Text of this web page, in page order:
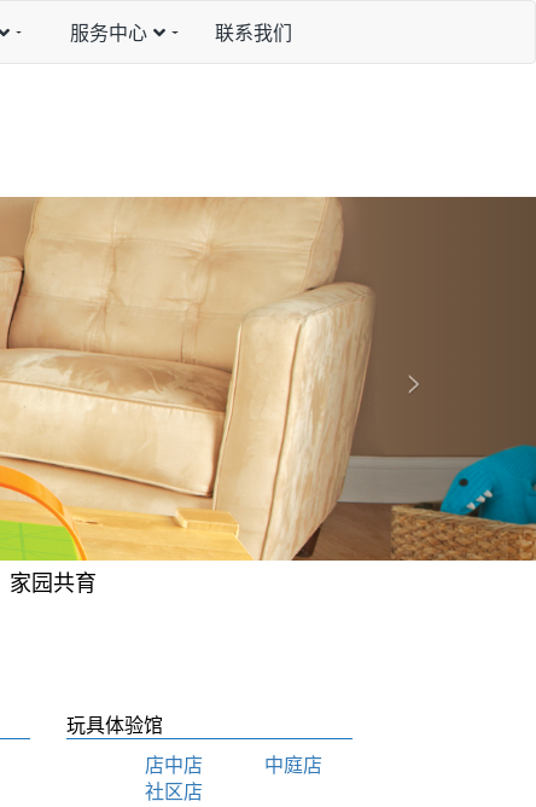
服务中心 联系我们
>
家园共育
玩具体验馆
店中店
中庭店
社区店